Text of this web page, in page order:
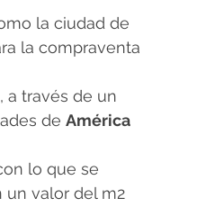
la ciudad de
la compraventa
a través de un
de América
lo que se
un valor del m2